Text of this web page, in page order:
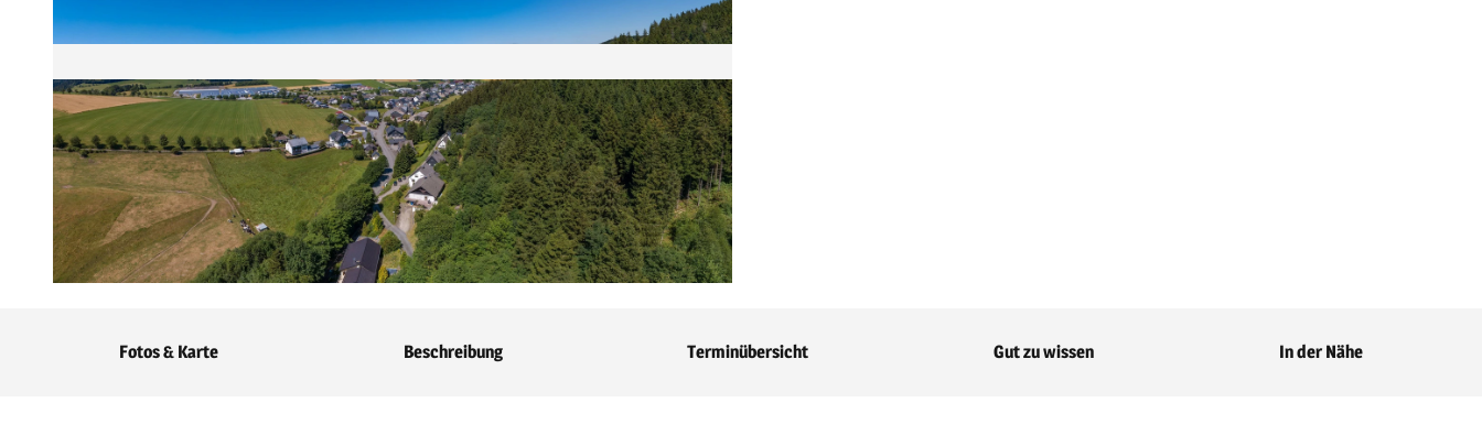
Fotos & Karte Beschreibung Terminübersicht Gut zu wissen In der Nähe